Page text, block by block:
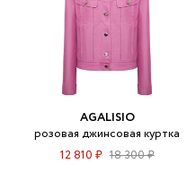
AGALISIO
розовая джинсовая куртка
12 810 ₽ 18 300 ₽